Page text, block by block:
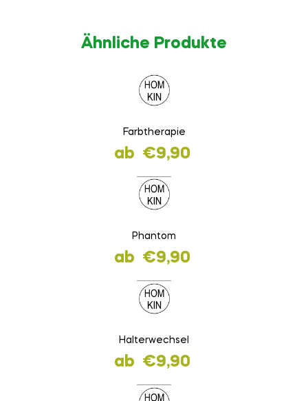
Ähnliche Produkte
Farbtherapie
ab €9,90
Phantom
ab €9,90
Halterwechsel
ab €9,90